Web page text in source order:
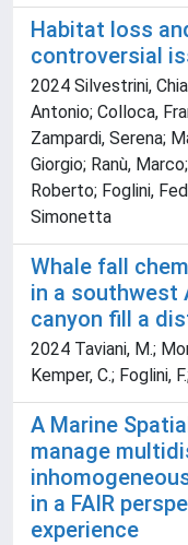
Habitat loss
controversial
2024 Silvestrini,
Antonio; Colloca,
Zampardi, Serena;
Giorgio; Ranù,
Roberto; Foglini,
Simonetta
Whale fall
in a southwest
canyon fill a
2024 Taviani, M.;
Kemper, C.; Foglini,
A Marine
manage
in a FAIR
experience